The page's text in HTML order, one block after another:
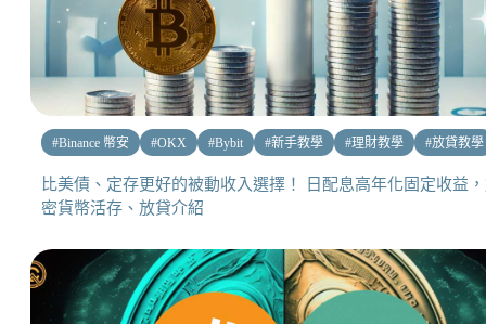
#Binance 幣安 #OKX #Bybit #新手教學 #理財教學 #放貸教學
比美債、定存更好的被動收入選擇！ 日配息高年化固定收益
密貨幣活存、放貸介紹